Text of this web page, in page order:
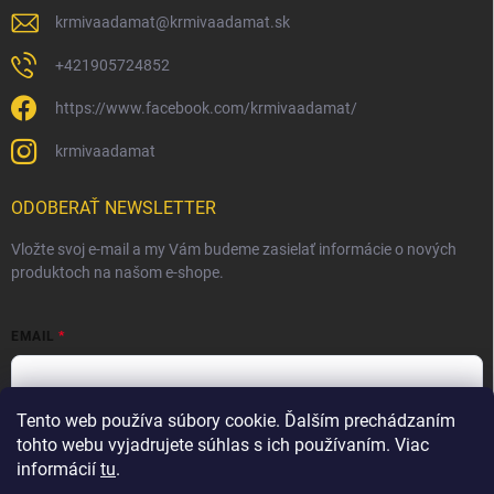
Tento web používa súbory cookie. Ďalším prechádzaním
tohto webu vyjadrujete súhlas s ich používaním. Viac
informácií tu.
krmivaadamat@krmivaadamat.sk
+421905724852
https://www.facebook.com/krmivaadamat/
krmivaadamat
ODOBERAŤ NEWSLETTER
Vložte svoj e-mail a my Vám budeme zasielať informácie o nových
produktoch na našom e-shope.
EMAIL
Vložením e-mailu súhlasíte spodmienkami ochrany osobných
údajov
Prihlásiť sa